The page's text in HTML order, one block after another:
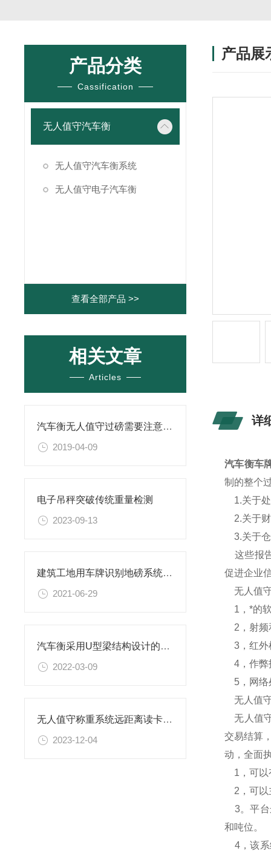
产品分类
Cassification
无人值守汽车衡
无人值守汽车衡系统
无人值守电子汽车衡
查看全部产品 >>
相关文章
Articles
汽车衡无人值守过磅需要注意的几点
2019-04-09
电子吊秤突破传统重量检测
2023-09-13
建筑工地用车牌识别地磅系统可以解决混乱问题
2021-06-29
汽车衡采用U型梁结构设计的原因
2022-03-09
无人值守称重系统远距离读卡自动过磅功能特点
2023-12-04
产品展
详
汽车衡车
制的整个
1.关于处
2.关于财
3.关于仓
这些报
促进企业
无人值
1，*的
2，射频
3，红外
4，作弊
5，网络
无人值
无人值
交易结算
动，全面
1，可以
2，可以
3。平台
和吨位。
4，该系